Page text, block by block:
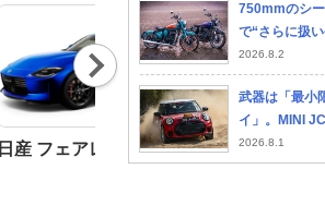
日産 フェアレディZ ポルシェ 911
Nex
t
750mmのシ
で“さらに扱
ンフィールド
シック350」
ポイントとは
2026.8.2
武器は「最小
イ」。MINI
で証明した市
2026.8.1